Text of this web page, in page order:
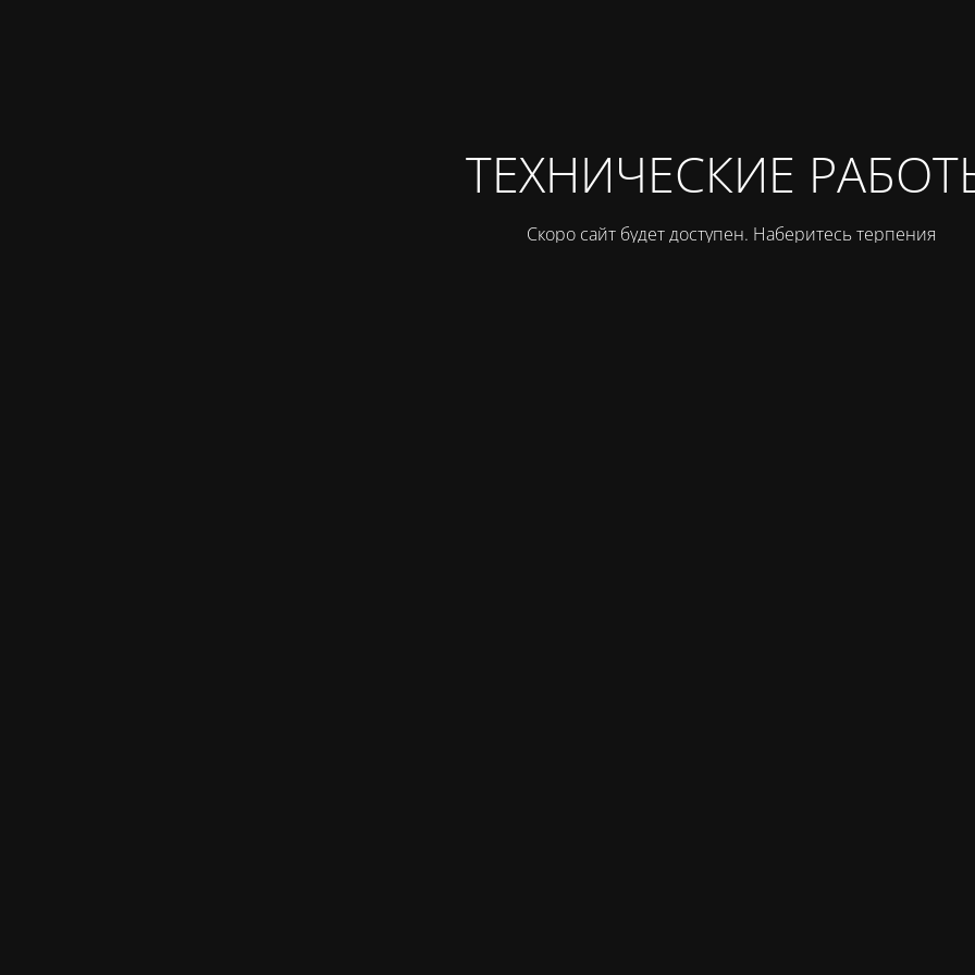
ТЕХНИЧЕСКИЕ
Скоро сайт будет доступен. Наберитесь терпения